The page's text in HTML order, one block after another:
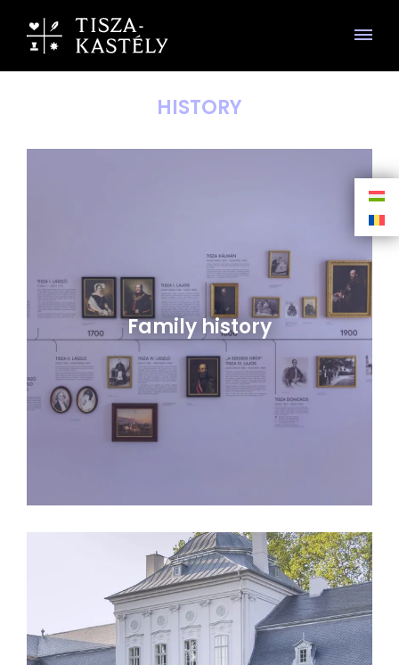
HISTORY
Family history